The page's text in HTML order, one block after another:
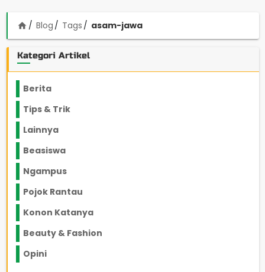
home Blog Tags asam-jawa
Kategori Artikel
Berita
Tips & Trik
Lainnya
Beasiswa
Ngampus
Pojok Rantau
Konon Katanya
Beauty & Fashion
Opini